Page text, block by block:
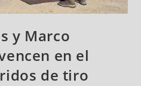
y Marco
en el
de tiro